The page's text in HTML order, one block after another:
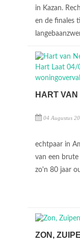
in Kazan.
en de finales
HART
04 Augustus
echtpaar in
van een
zo'n 80 jaar
ZON,